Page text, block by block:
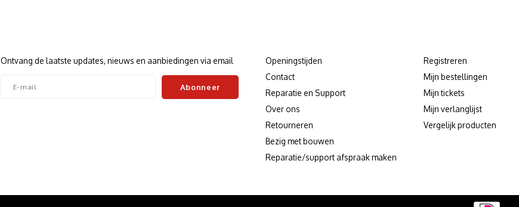
Ontvang de laatste updates, nieuws en aanbiedingen via email
Abonneer
Openingstijden
Contact
Reparatie en Support
Over ons
Retourneren
Bezig met bouwen
Reparatie/support afspraak maken
Registreren
Mijn bestellingen
Mijn tickets
Mijn verlanglijst
Vergelijk producten